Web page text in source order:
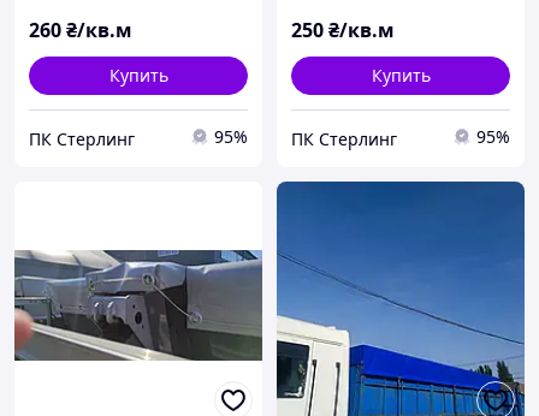
260₴/кв.м
Купить
ПК Стерлинг 95%
250₴/кв.м
Купить
ПК Стерлинг 95%